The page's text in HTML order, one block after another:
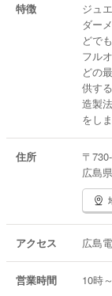
特徴
ジュ
ダー
どで
フル
どの
供す
造製
をしま
住所
〒
広島
アクセス 広島
営業時間 10時